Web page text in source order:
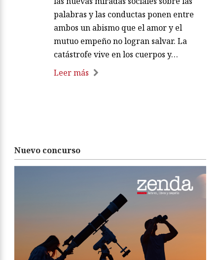
palabras y las conductas ponen entre
ambos un abismo que el amor y el
mutuo empeño no logran salvar. La
catástrofe vive en los cuerpos y…
Leer más
Nuevo concurso